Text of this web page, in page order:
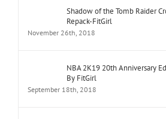
Shadow of the Tomb Raider
Repack-FitGirl
November 26th, 2018
NBA 2K19 20th Anniversary
By FitGirl
September 18th, 2018